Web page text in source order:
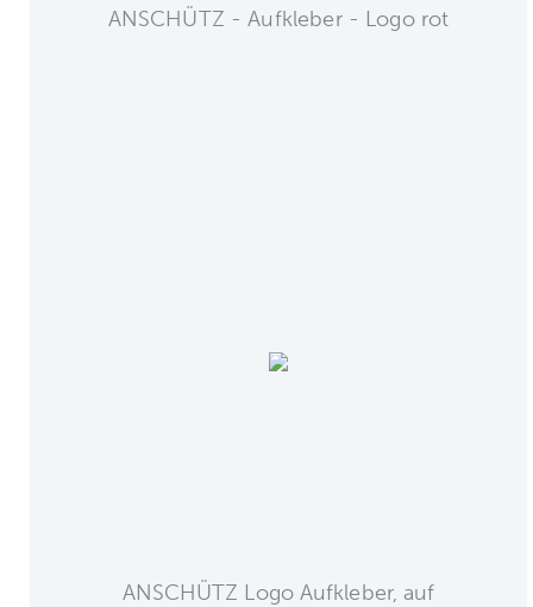
ANSCHÜTZ - Aufkleber - Logo rot
ANSCHÜTZ Logo Aufkleber, auf